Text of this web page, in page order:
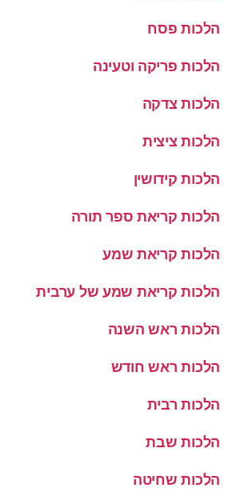
הלכות פסח
הלכות פריקה וטעינה
הלכות צדקה
הלכות ציצית
הלכות קידושין
הלכות קריאת ספר תורה
הלכות קריאת שמע
הלכות קריאת שמע של ערבית
הלכות ראש השנה
הלכות ראש חודש
הלכות רבית
הלכות שבת
הלכות שחיטה